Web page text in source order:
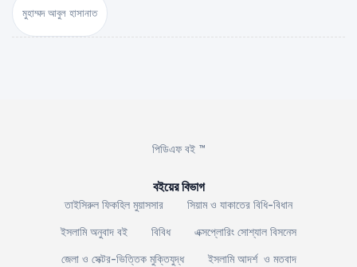
মুহাম্মদ আবুল হাসানাত
পিডিএফ বই ™
বইয়ের বিভাগ
তাইসিরুল ফিকহিল মুয়াসসার
সিয়াম ও যাকাতের বিধি-বিধান
ইসলামি অনুবাদ বই
বিবিধ
এক্সপ্লোরিং সোশ্যাল বিসনেস
জেলা ও সেক্টর-ভিত্তিক মুক্তিযুদ্ধ
ইসলামি আদর্শ ও মতবাদ